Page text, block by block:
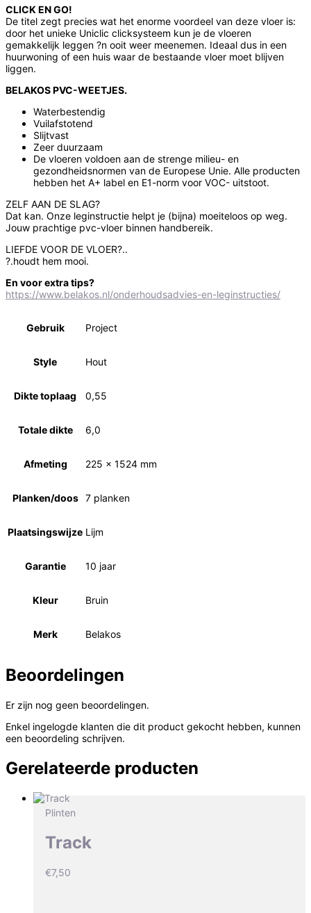
CLICK EN GO!
De titel zegt precies wat het enorme voordeel van deze vloer is:
door het unieke Uniclic clicksysteem kun je de vloeren
gemakkelijk leggen ?n ooit weer meenemen. Ideaal dus in een
huurwoning of een huis waar de bestaande vloer moet blijven
liggen.
BELAKOS PVC-WEETJES.
Waterbestendig
Vuilafstotend
Slijtvast
Zeer duurzaam
De vloeren voldoen aan de strenge milieu- en
gezondheidsnormen van de Europese Unie. Alle producten
hebben het A+ label en E1-norm voor VOC- uitstoot.
ZELF AAN DE SLAG?
Dat kan. Onze leginstructie helpt je (bijna) moeiteloos op weg.
Jouw prachtige pvc-vloer binnen handbereik.
LIEFDE VOOR DE VLOER?..
?.houdt hem mooi.
En voor extra tips?
https://www.belakos.nl/onderhoudsadvies-en-leginstructies/
Gebruik Project
Style Hout
Dikte toplaag 0,55
Totale dikte 6,0
Afmeting 225 x 1524 mm
Planken/doos 7 planken
Plaatsingswijze Lijm
Garantie 10 jaar
Kleur Bruin
Merk Belakos
Beoordelingen
Er zijn nog geen beoordelingen.
Enkel ingelogde klanten die dit product gekocht hebben, kunnen
een beoordeling schrijven.
Gerelateerde producten
Plinten
Track
€7,50